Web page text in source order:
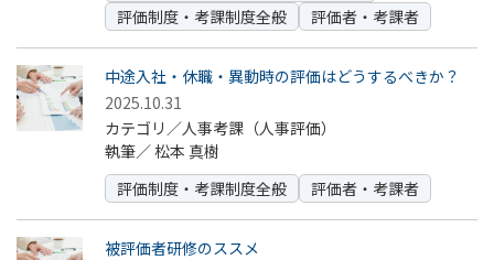
評価制度・考課制度全般
評価者・考課者
中途入社・休職・異動時の評価はどうするべきか？
2025.10.31
カテゴリ／人事考課（人事評価）
執筆／松本 真樹
評価制度・考課制度全般
評価者・考課者
被評価者研修のススメ